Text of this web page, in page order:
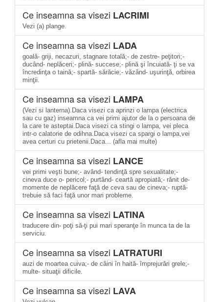
Ce inseamna sa visezi LACRIMI
Vezi (a) plange.
Ce inseamna sa visezi LADA
goală- griji, necazuri, stagnare totală;- de zestre- peţitori;-
ducând- neplăceri;- plină- succese;- plină şi încuiată- ţi se va
încredinţa o taină;- spartă- sărăcie;- văzând- uşurinţă, orbirea
minţii.
Ce inseamna sa visezi LAMPA
(Vezi si lanterna).Daca visezi ca aprinzi o lampa (electrica
sau cu gaz) inseamna ca vei primi ajutor de la o persoana de
la care te asteptai.Daca visezi ca stingi o lampa, vei pleca
intr-o calatorie de odihna.Daca visezi ca spargi o lampa,vei
avea certuri cu prietenii.Daca... (afla mai multe)
Ce inseamna sa visezi LANCE
vei primi veşti bune;- având- tendinţă spre sexualitate;-
cineva duce o- pericol;- purtând- ceartă apropiată;- rănit de-
momente de neplăcere faţă de ceva sau de cineva;- ruptă-
trebuie să faci faţă unor mari probleme.
Ce inseamna sa visezi LATINA
traducere din- poţi să-ţi pui mari speranţe în munca ta de la
serviciu.
Ce inseamna sa visezi LATRATURI
auzi de moartea cuiva;- de câini în haită- împrejurări grele;-
multe- situaţii dificile.
Ce inseamna sa visezi LAVA